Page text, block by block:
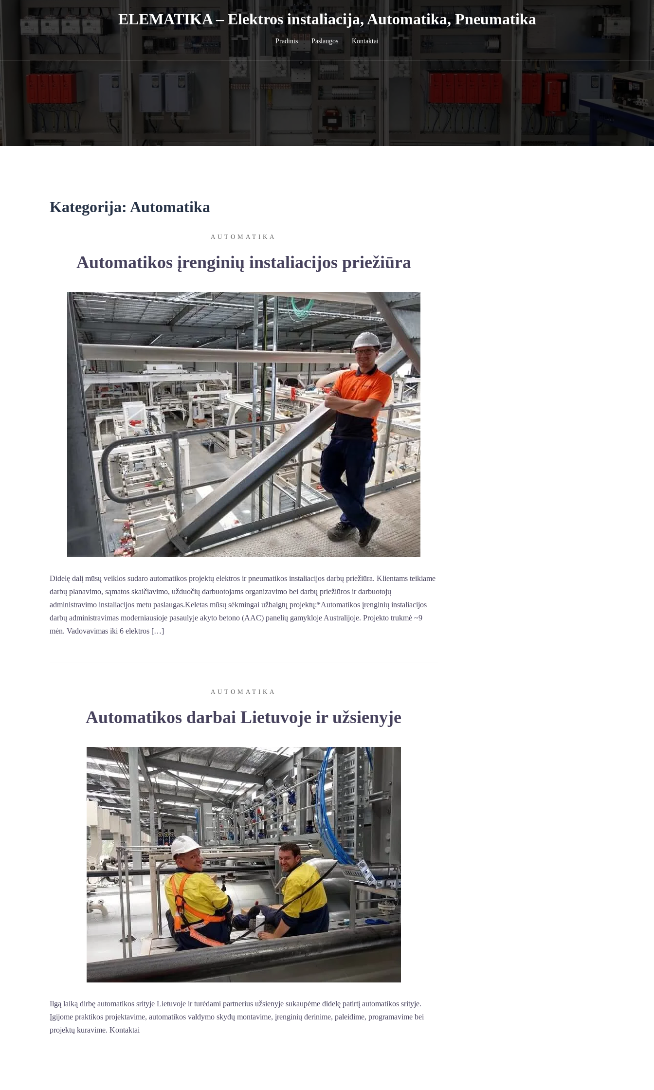
ELEMATIKA – Elektros instaliacija, Automatika, Pneumatika
Pradinis Paslaugos Kontaktai
Kategorija: Automatika
AUTOMATIKA
Automatikos įrenginių instaliacijos priežiūra
Didelę dalį mūsų veiklos sudaro automatikos projektų elektros ir pneumatikos instaliacijos darbų priežiūra. Klientams teikiame
darbų planavimo, sąmatos skaičiavimo, užduočių darbuotojams organizavimo bei darbų priežiūros ir darbuotojų
administravimo instaliacijos metu paslaugas.Keletas mūsų sėkmingai užbaigtų projektų:*Automatikos įrenginių instaliacijos
darbų administravimas moderniausioje pasaulyje akyto betono (AAC) panelių gamykloje Australijoje. Projekto trukmė ~9
mėn. Vadovavimas iki 6 elektros […]
AUTOMATIKA
Automatikos darbai Lietuvoje ir užsienyje
Ilgą laiką dirbę automatikos srityje Lietuvoje ir turėdami partnerius užsienyje sukaupėme didelę patirtį automatikos srityje.
Įgijome praktikos projektavime, automatikos valdymo skydų montavime, įrenginių derinime, paleidime, programavime bei
projektų kuravime. Kontaktai